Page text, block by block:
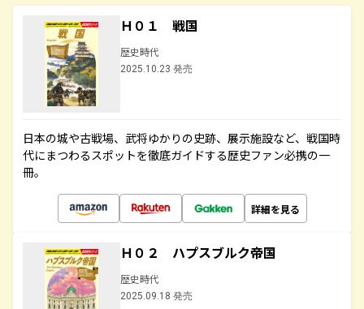
Ｈ０１ 戦国
歴史時代
2025.10.23 発売
日本の城や古戦場、武将ゆかりの史跡、展示施設など、戦国時
代にまつわるスポットを徹底ガイドする歴史ファン必携の一
冊。
詳細を見る
Ｈ０２ ハプスブルク帝国
歴史時代
2025.09.18 発売